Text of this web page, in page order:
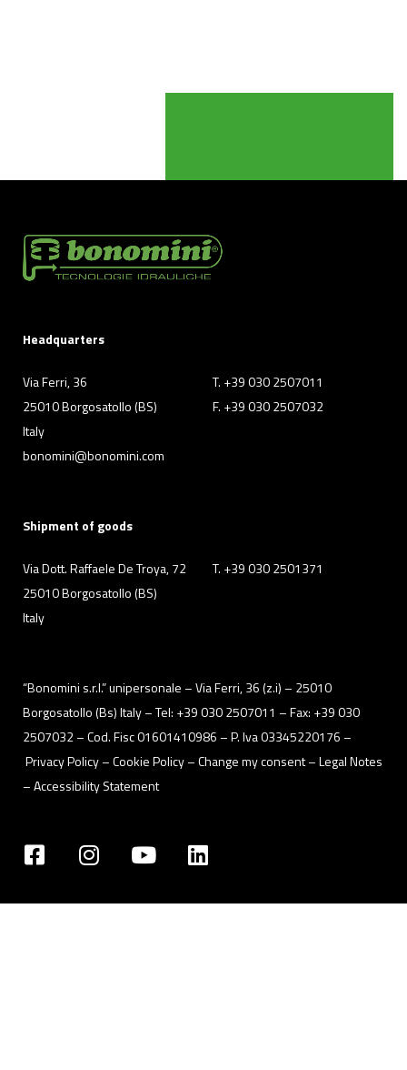
Headquarters
Via Ferri, 36
25010 Borgosatollo (BS)
Italy
T. +39 030 2507011
F. +39 030 2507032
bonomini@bonomini.com
Shipment of goods
Via Dott. Raffaele De Troya, 72
25010 Borgosatollo (BS)
Italy
T. +39 030 2501371
“Bonomini s.r.l.” unipersonale – Via Ferri, 36 (z.i) – 25010
Borgosatollo (Bs) Italy – Tel: +39 030 2507011 – Fax: +39 030
2507032 – Cod. Fisc 01601410986 – P. Iva 03345220176 –
Privacy Policy– Cookie Policy –Change my consent–Legal Notes
–Accessibility Statement